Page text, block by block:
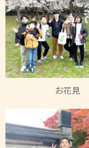
お花見